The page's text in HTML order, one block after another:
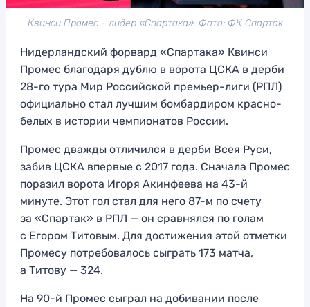
Квинси Промес - лидер «Спартака». Фото: ФК Спартак
Нидерландский форвард «Спартака» Квинси
Промес благодаря дублю в ворота ЦСКА в дерби
28-го тура Мир Российской премьер-лиги (РПЛ)
официально стал лучшим бомбардиром красно-
белых в истории чемпионатов России.
Промес дважды отличился в дерби Всея Руси,
забив ЦСКА впервые с 2017 года. Сначала Промес
поразил ворота Игоря Акинфеева на 43-й
минуте. Этот гол стал для него 87-м по счету
за «Спартак» в РПЛ — он сравнялся по голам
с Егором Титовым. Для достижения этой отметки
Промесу потребовалось сыграть 173 матча,
а Титову — 324.
На 90-й Промес сыграл на добивании после